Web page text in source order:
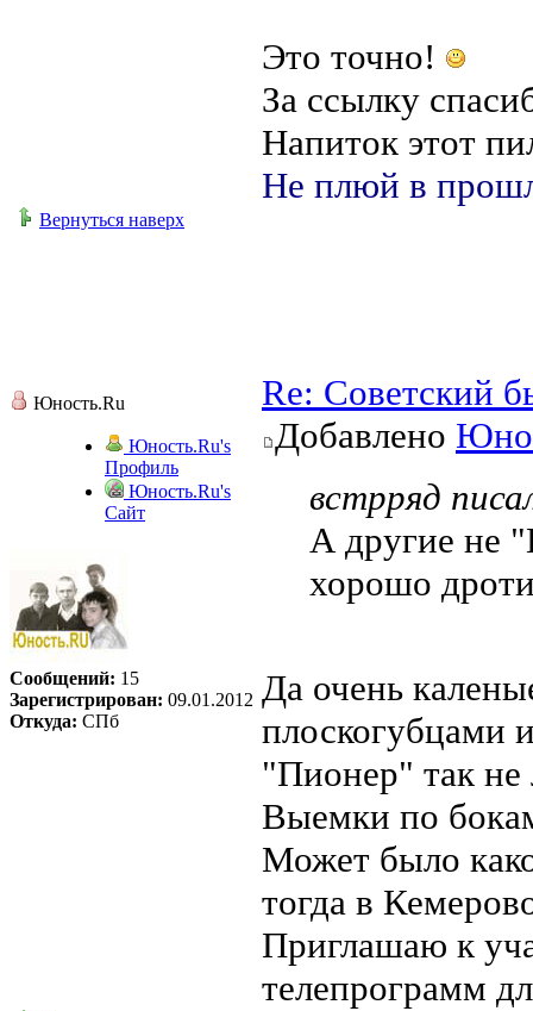
Это точно!
За ссылку
Напиток этот
Не плюй в
Вернуться наверх
Юность.Ru
Юность.Ru's
Профиль
Юность.Ru's
Сайт
Сообщений: 15
Зарегистрирован: 09.01.2012
Откуда: СПб
Re: Советский
Добавлено
встрряд
А другие не
хорошо
Да очень
плоскогубцами
"Пионер" так не
Выемки по
Может было
тогда в
Приглашаю к
телепрограмм